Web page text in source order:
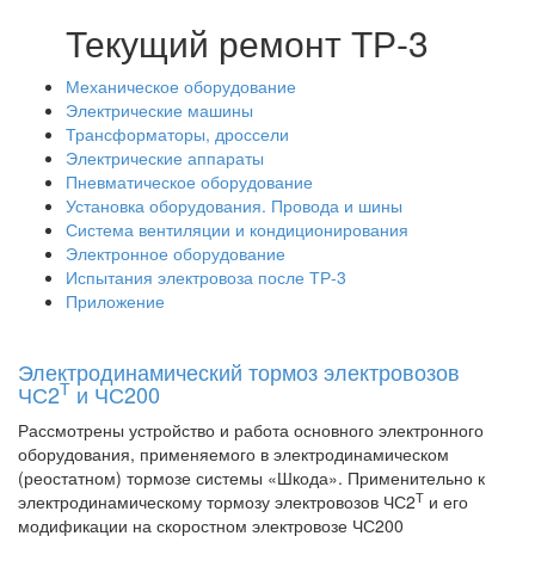
Текущий ремонт ТР-3
Механическое оборудование
Электрические машины
Трансформаторы, дроссели
Электрические аппараты
Пневматическое оборудование
Установка оборудования. Провода и шины
Система вентиляции и кондиционирования
Электронное оборудование
Испытания электровоза после ТР-3
Приложение
Электродинамический тормоз электровозов
ЧС2Т и ЧС200
Рассмотрены устройство и работа основного электронного
оборудования, применяемого в электродинамическом
(реостатном) тормозе системы «Шкода». Применительно к
электродинамическому тормозу электровозов ЧС2Т и его
модификации на скоростном электровозе ЧС200